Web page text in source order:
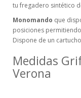
tu fregadero sintético
Monomando que
posiciones
Dispone de un
Medidas
Verona